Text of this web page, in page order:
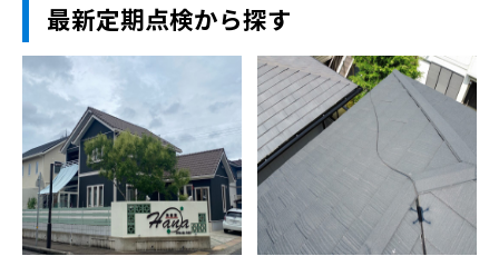
最新定期点検から探す